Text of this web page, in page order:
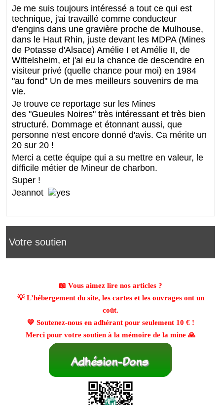
Votre soutien
📖 Vous aimez lire nos articles ?
💡 L’hébergement du site, les cartes et les ouvrages ont un
coût.
💛 Soutenez-nous en adhérant pour seulement 10 €!
Merci pour votre soutien à la mémoire de la mine 🙏
Je me suis toujours intéressé a tout ce qui est
technique, j'ai travaillé comme conducteur
d'engins dans une gravière proche de Mulhouse,
dans le Haut Rhin, juste devant les MDPA (Mines
de Potasse d'Alsace) Amélie I et Amélie II, de
Wittelsheim, et j'ai eu la chance de descendre en
visiteur privé (quelle chance pour moi) en 1984
"au fond" Un de mes meilleurs souvenirs de ma
vie.
Je trouve ce reportage sur les Mines
des "Gueules Noires" très intéressant et très bien
structuré. Dommage et étonnant aussi, que
personne n'est encore donné d'avis. Ca mérite un
20 sur 20 !
Merci a cette équipe qui a su mettre en valeur, le
difficile métier de Mineur de charbon.
Super !
Jeannot